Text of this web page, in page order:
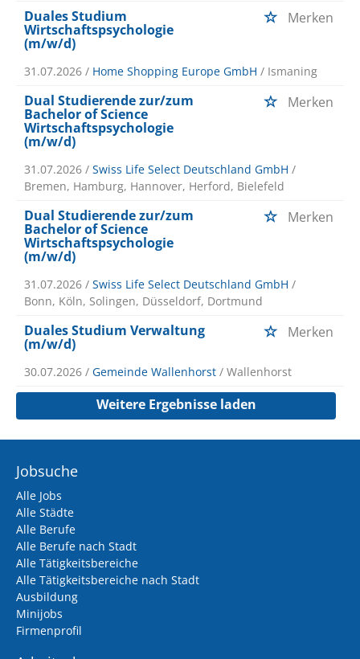
Duales Studium
Wirtschaftspsychologie
(m/w/d)
Merken
31.07.2026 / Home Shopping Europe GmbH / Ismaning
Dual Studierende zur/zum
Bachelor of Science
Wirtschaftspsychologie
(m/w/d)
Merken
31.07.2026 / Swiss Life Select Deutschland GmbH /
Bremen, Hamburg, Hannover, Herford, Bielefeld
Dual Studierende zur/zum
Bachelor of Science
Wirtschaftspsychologie
(m/w/d)
Merken
31.07.2026 / Swiss Life Select Deutschland GmbH /
Bonn, Köln, Solingen, Düsseldorf, Dortmund
Duales Studium Verwaltung
(m/w/d)
Merken
30.07.2026 / Gemeinde Wallenhorst / Wallenhorst
Weitere Ergebnisse laden
Jobsuche
Alle Jobs
Alle Städte
Alle Berufe
Alle Berufe nach Stadt
Alle Tätigkeitsbereiche
Alle Tätigkeitsbereiche nach Stadt
Ausbildung
Minijobs
Firmenprofil